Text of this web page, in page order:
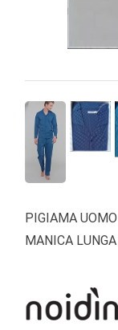
PIGIAMA
MANICA